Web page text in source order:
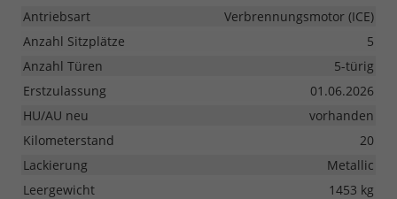
Antriebsart
Verbrennungsmotor (ICE)
Anzahl Sitzplätze
5
Anzahl Türen
5-türig
Erstzulassung
01.06.2026
HU/AU neu
vorhanden
Kilometerstand
20
Lackierung
Metallic
Leergewicht
1453 kg